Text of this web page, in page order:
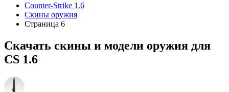
Counter-Strike 1.6
Скины оружия
Страница 6
Скачать скины и модели оружия для
CS 1.6